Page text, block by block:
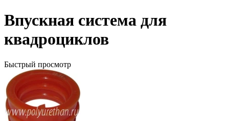
Впускная система для
квадроциклов
Быстрый просмотр